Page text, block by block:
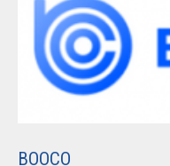
BOOCO